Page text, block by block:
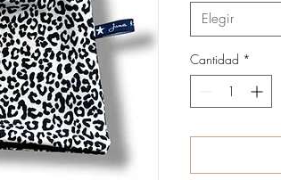
Elegir
Cantidad *